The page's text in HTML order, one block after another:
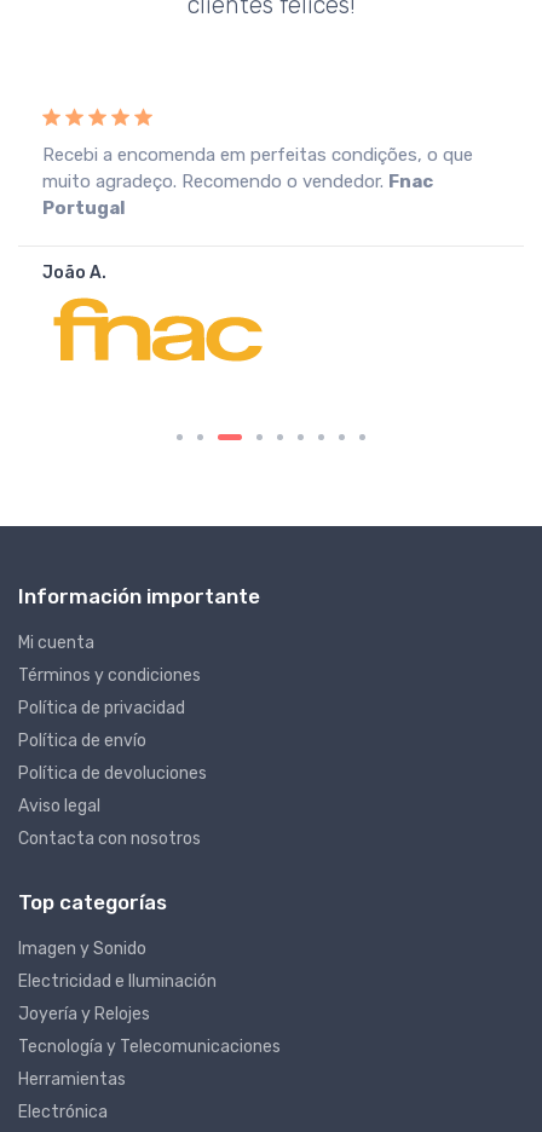
Recebi a encomenda em perfeitas condições, o que
muito agradeço. Recomendo o vendedor. Fnac
Portugal
João A.
Información importante
Mi cuenta
Términos y condiciones
Política de privacidad
Política de envío
Política de devoluciones
Aviso legal
Contacta con nosotros
Top categorías
Imagen y Sonido
Electricidad e Iluminación
Joyería y Relojes
Tecnología y Telecomunicaciones
Herramientas
Electrónica